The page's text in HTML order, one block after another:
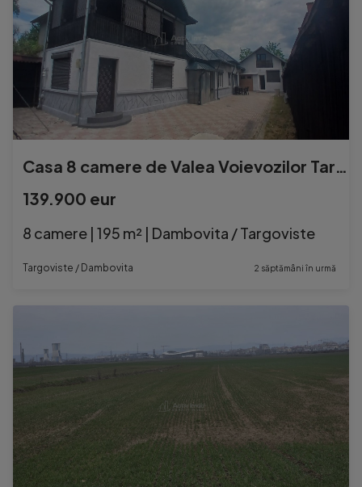
Casa 8 camere de Valea Voievozilor Targoviste 653mp teren
139.900 eur
8 camere | 195 m² | Dambovita / Targoviste
Targoviste / Dambovita 2 săptămâni în urmă